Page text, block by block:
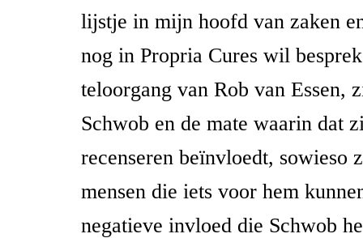
lijstje in mijn hoofd van zaken
nog in Propria Cures wil
teloorgang van Rob van Essen,
Schwob en de mate waarin dat
recenseren beïnvloedt, sowieso
mensen die iets voor hem
negatieve invloed die Schwob